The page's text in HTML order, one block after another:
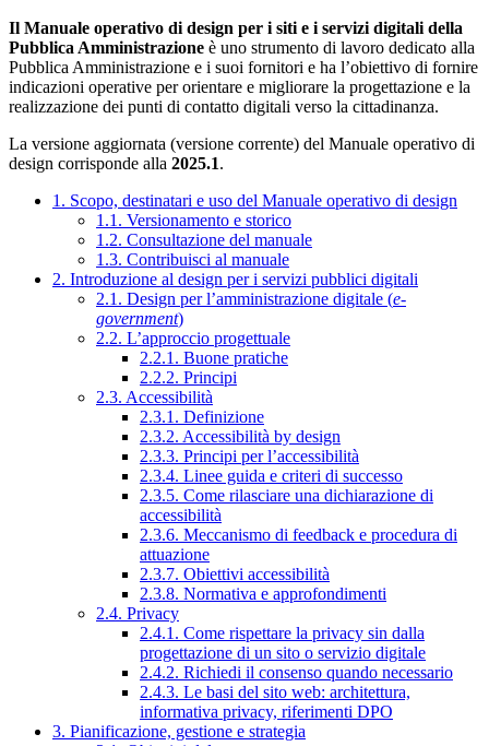
Il Manuale operativo di design per i siti e i servizi digitali della
Pubblica Amministrazione è uno strumento di lavoro dedicato alla
Pubblica Amministrazione e i suoi fornitori e ha l’obiettivo di fornire
indicazioni operative per orientare e migliorare la progettazione e la
realizzazione dei punti di contatto digitali verso la cittadinanza.
La versione aggiornata (versione corrente) del Manuale operativo di
design corrisponde alla 2025.1.
1. Scopo, destinatari e uso del Manuale operativo di design
1.1. Versionamento e storico
1.2. Consultazione del manuale
1.3. Contribuisci al manuale
2. Introduzione al design per i servizi pubblici digitali
2.1. Design per l’amministrazione digitale (e-
government)
2.2. L’approccio progettuale
2.2.1. Buone pratiche
2.2.2. Principi
2.3. Accessibilità
2.3.1. Definizione
2.3.2. Accessibilità by design
2.3.3. Principi per l’accessibilità
2.3.4. Linee guida e criteri di successo
2.3.5. Come rilasciare una dichiarazione di
accessibilità
2.3.6. Meccanismo di feedback e procedura di
attuazione
2.3.7. Obiettivi accessibilità
2.3.8. Normativa e approfondimenti
2.4. Privacy
2.4.1. Come rispettare la privacy sin dalla
progettazione di un sito o servizio digitale
2.4.2. Richiedi il consenso quando necessario
2.4.3. Le basi del sito web: architettura,
informativa privacy, riferimenti DPO
3. Pianificazione, gestione e strategia